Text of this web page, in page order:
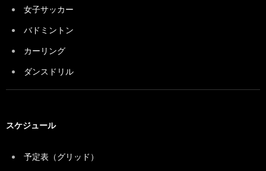
女子サッカー
バドミントン
カーリング
ダンスドリル
スケジュール
予定表（グリッド）